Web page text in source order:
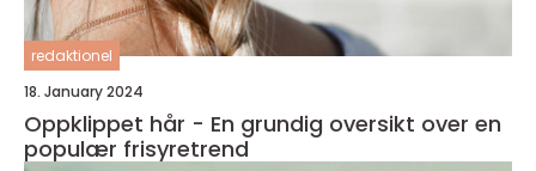
redaktionel
18. January 2024
Oppklippet hår - En grundig oversikt over en
populær frisyretrend